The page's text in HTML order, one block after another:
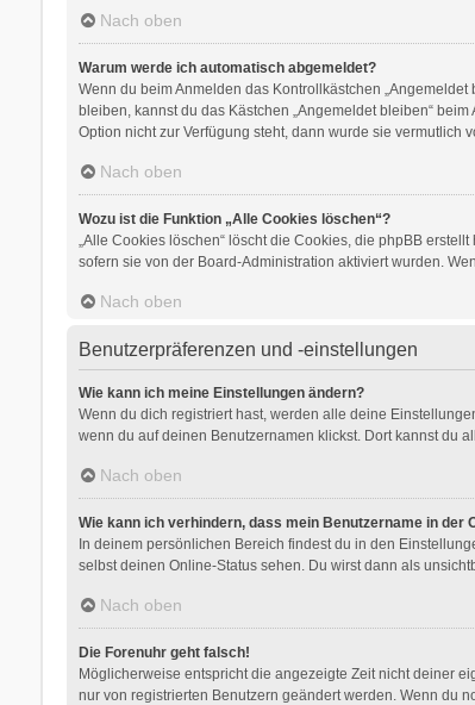
Nach oben
Warum werde ich automatisch abgemeldet?
Wenn du beim Anmelden das Kontrollkästchen
bleiben, kannst du das Kästchen „Angemeldet bleiben“
Option nicht zur Verfügung steht, dann wurde sie vermutlich
Nach oben
Wozu ist die Funktion „Alle Cookies löschen“?
„Alle Cookies löschen“ löscht die Cookies, die phpBB
sofern sie von der Board-Administration aktiviert wurden.
Nach oben
Benutzerpräferenzen und -einstellungen
Wie kann ich meine Einstellungen ändern?
Wenn du dich registriert hast, werden alle deine
wenn du auf deinen Benutzernamen klickst. Dort kannst du
Nach oben
Wie kann ich verhindern, dass mein Benutzername in der
In deinem persönlichen Bereich findest du in den
selbst deinen Online-Status sehen. Du wirst dann als
Nach oben
Die Forenuhr geht falsch!
Möglicherweise entspricht die angezeigte Zeit nicht deiner
nur von registrierten Benutzern geändert werden. Wenn du